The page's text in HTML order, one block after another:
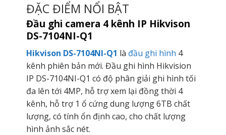
ĐẶC ĐIỂM NỔI BẬT
Đầu ghi camera 4 kênh IP Hikvison
DS-7104NI-Q1
Hikvison DS-7104NI-Q1 là đầu ghi hình 4
kênh phiên bản mới. Đầu ghi hình Hikvision
IP DS-7104NI-Q1 có độ phân giải ghi hình tối
đa lên tới 4MP, hỗ trợ xem lại đồng thời 4
kênh, hỗ trợ 1 ổ cứng dung lượng 6TB chất
lượng, có tính ổn định cao, cho chất lượng
hình ảnh sắc nét.